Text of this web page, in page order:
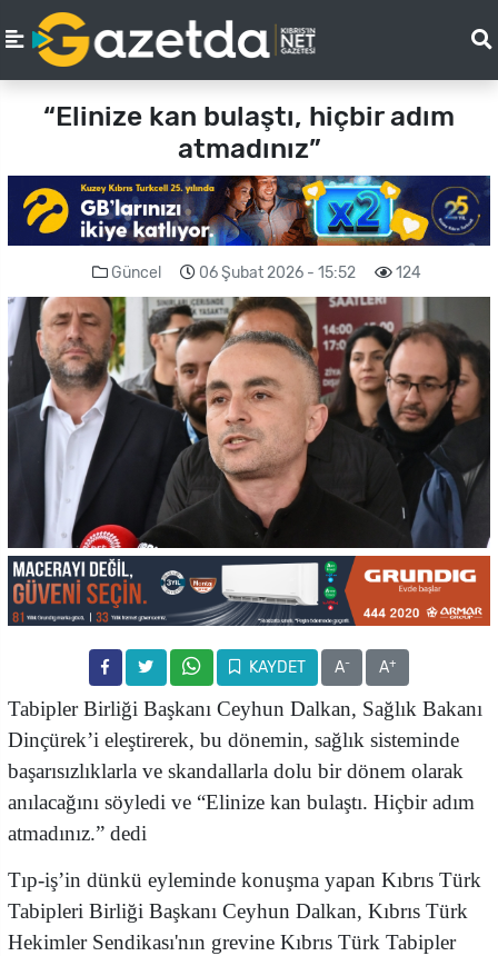
“Elinize kan bulaştı, hiçbir adım
atmadınız”
Güncel 06 Şubat 2026 - 15:52 124
KAYDET A- A+
Tabipler Birliği Başkanı Ceyhun Dalkan, Sağlık Bakanı
Dinçürek’i eleştirerek, bu dönemin, sağlık sisteminde
başarısızlıklarla ve skandallarla dolu bir dönem olarak
anılacağını söyledi ve “Elinize kan bulaştı. Hiçbir adım
atmadınız.” dedi
Tıp-iş’in dünkü eyleminde konuşma yapan Kıbrıs Türk
Tabipleri Birliği Başkanı Ceyhun Dalkan, Kıbrıs Türk
Hekimler Sendikası'nın grevine Kıbrıs Türk Tabipler